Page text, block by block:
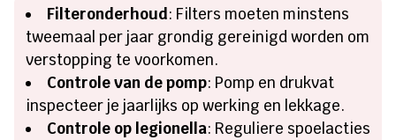
Filteronderhoud: Filters moeten minstens
tweemaal per jaar grondig gereinigd worden om
verstopping te voorkomen.
Controle van de pomp: Pomp en drukvat
inspecteer je jaarlijks op werking en lekkage.
Controle op legionella: Reguliere spoelacties